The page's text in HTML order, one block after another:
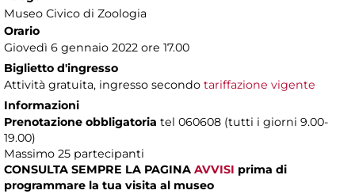
Museo Civico di Zoologia
Orario
Giovedì 6 gennaio 2022 ore 17.00
Biglietto d'ingresso
Attività gratuita, ingresso secondo tariffazione vigente
Informazioni
Prenotazione obbligatoria tel 060608 (tutti i giorni 9.00-
19.00)
Massimo 25 partecipanti
CONSULTA SEMPRE LA PAGINA AVVISI prima di
programmare la tua visita al museo